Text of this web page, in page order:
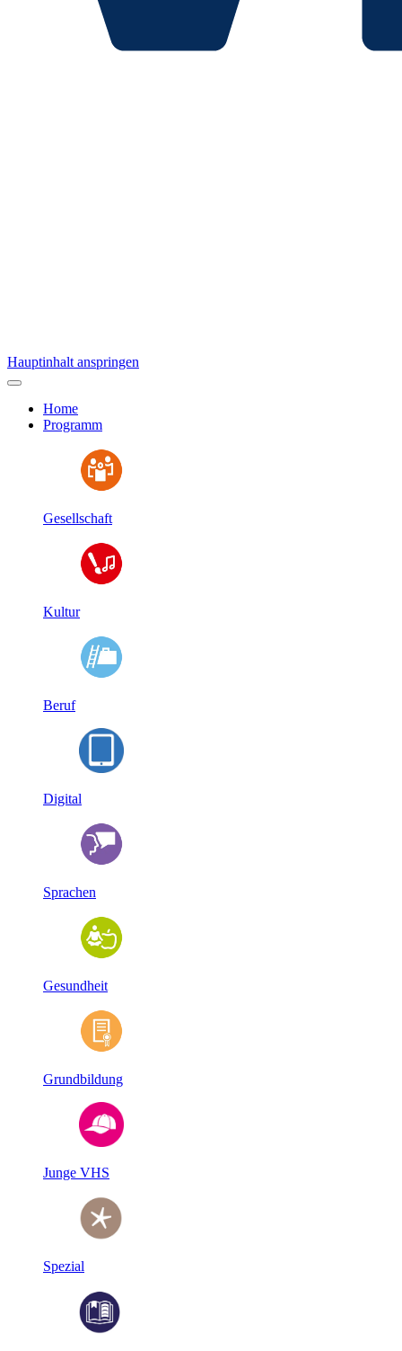
Hauptinhalt anspringen
Home
Programm
Gesellschaft
Kultur
Beruf
Digital
Sprachen
Gesundheit
Grundbildung
Junge VHS
Spezial